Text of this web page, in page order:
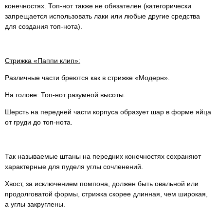
конечностях. Топ-нот также не обязателен (категорически
запрещается использовать лаки или любые другие средства
для создания топ-нота).
Стрижка «Паппи клип»:
Различные части бреются как в стрижке «Модерн».
На голове: Топ-нот разумной высоты.
Шерсть на передней части корпуса образует шар в форме яйца
от груди до топ-нота.
Так называемые штаны на передних конечностях сохраняют
характерные для пуделя углы сочленений.
Хвост, за исключением помпона, должен быть овальной или
продолговатой формы, стрижка скорее длинная, чем широкая,
а углы закруглены.